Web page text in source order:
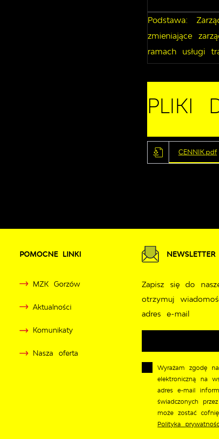
Podstawa:
zmieniające
ramach usługi
PLIKI
CENNIK.pdf
POMOCNE LINKI
MZK Gorzów
Aktualności
Komunikaty
Nasza oferta
NEWSLETTER
Zapisz się do
otrzymuj
adres e-mail
Wyrażam zgodę
elektroniczną na
adres e-mail
świadczonych
może zostać
Polityka